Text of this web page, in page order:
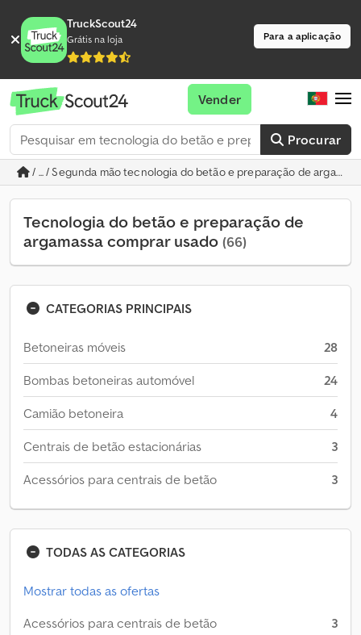
TruckScout24
Grátis na loja Para a aplicação
Procurar
Vender
/ ... / Segunda mão tecnologia do betão e preparação de
Tecnologia do betão e preparação de
argamassa comprar usado (66)
CATEGORIAS PRINCIPAIS
Betoneiras móveis 28
Bombas betoneiras automóvel 24
Camião betoneira 4
Centrais de betão estacionárias 3
Acessórios para centrais de betão 3
TODAS AS CATEGORIAS
Mostrar todas as ofertas
Acessórios para centrais de betão
3